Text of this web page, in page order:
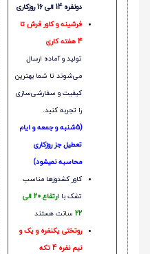
دونفره 14 الی 16 روزکاری
فرشینه و کاور فرش تا
4 هفته کاری
تولید و آماده ارسال
می‌شوند تا شما بهترین
کیفیت و سفارشی‌سازی
را تجربه کنید.
(5شنبه و جمعه و ایام
تعطیل جز روزکاری
محاسبه نمیشود)
کاور کشدوزها مناسب
تشک با ا
رتفاع 20 الی
22 سانت هستند
روتختی یکنفره و یک و
نیم نفره 4 تکه